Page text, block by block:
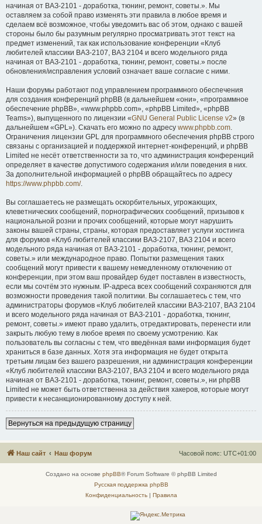
начиная от ВАЗ-2101 - доработка, тюнинг, ремонт, советы.». Мы
оставляем за собой право изменять эти правила в любое время и
сделаем всё возможное, чтобы уведомить вас об этом, однако с вашей
стороны было бы разумным регулярно просматривать этот текст на
предмет изменений, так как использование конференции «Клуб
любителей классики ВАЗ-2107, ВАЗ 2104 и всего модельного ряда
начиная от ВАЗ-2101 - доработка, тюнинг, ремонт, советы.» после
обновления/исправления условий означает ваше согласие с ними.
Наши форумы работают под управлением программного обеспечения
для создания конференций phpBB (в дальнейшем «они», «программное
обеспечение phpBB», «www.phpbb.com», «phpBB Limited», «phpBB
Teams»), выпущенного по лицензии «GNU General Public License v2» (в
дальнейшем «GPL»). Скачать его можно по адресу www.phpbb.com.
Ограничения лицензии GPL для программного обеспечения phpBB строго
связаны с организацией и поддержкой интернет-конференций, и phpBB
Limited не несёт ответственности за то, что администрация конференций
определяет в качестве допустимого содержания и/или поведения в них.
За дополнительной информацией о phpBB обращайтесь по адресу
https://www.phpbb.com/.
Вы соглашаетесь не размещать оскорбительных, угрожающих,
клеветнических сообщений, порнографических сообщений, призывов к
национальной розни и прочих сообщений, которые могут нарушить
законы вашей страны, страны, которая предоставляет услуги хостинга
для форумов «Клуб любителей классики ВАЗ-2107, ВАЗ 2104 и всего
модельного ряда начиная от ВАЗ-2101 - доработка, тюнинг, ремонт,
советы.» или международное право. Попытки размещения таких
сообщений могут привести к вашему немедленному отключению от
конференции, при этом ваш провайдер будет поставлен в известность,
если мы сочтём это нужным. IP-адреса всех сообщений сохраняются для
возможности проведения такой политики. Вы соглашаетесь с тем, что
администраторы форумов «Клуб любителей классики ВАЗ-2107, ВАЗ 2104
и всего модельного ряда начиная от ВАЗ-2101 - доработка, тюнинг,
ремонт, советы.» имеют право удалить, отредактировать, перенести или
закрыть любую тему в любое время по своему усмотрению. Как
пользователь вы согласны с тем, что введённая вами информация будет
храниться в базе данных. Хотя эта информация не будет открыта
третьим лицам без вашего разрешения, ни администрация конференции
«Клуб любителей классики ВАЗ-2107, ВАЗ 2104 и всего модельного ряда
начиная от ВАЗ-2101 - доработка, тюнинг, ремонт, советы.», ни phpBB
Limited не может быть ответственна за действия хакеров, которые могут
привести к несанкционированному доступу к ней.
Вернуться на предыдущую страницу
Наш сайт Наш форум Часовой пояс: UTC+01:00
Создано на основе phpBB® Forum Software © phpBB Limited
Русская поддержка phpBB
Конфиденциальность| Правила